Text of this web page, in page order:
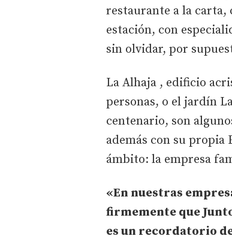
restaurante a la carta,
estación, con
sin olvidar, por
La Alhaja , edificio
personas, o el jardín
centenario, son
además con su propia
ámbito: la empresa
«En nuestras
firmemente que
es un recordatorio